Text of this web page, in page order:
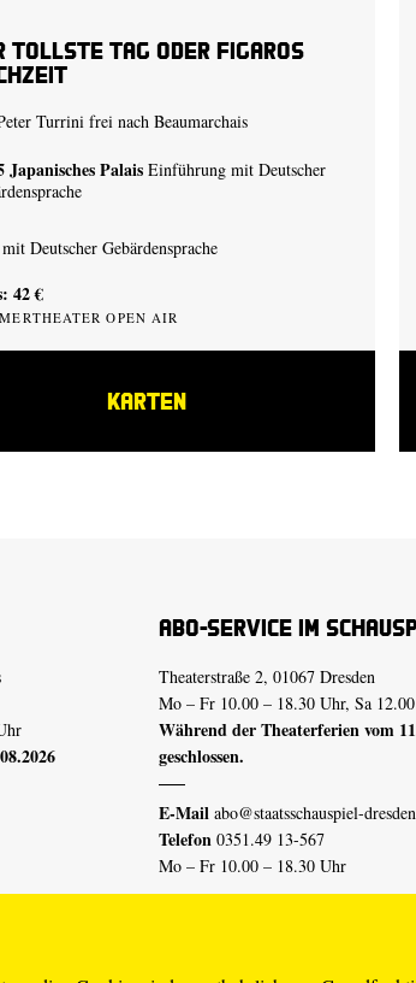
tollste Tag oder Figaros
Turrini frei nach Beaumarchais
Japanisches Palais Einführung mit Deutscher
mit Deutscher Gebärdensprache
42 €
OPEN AIR
KARTEN
Abo-Service im
Theaterstraße 2, 01067 Dresden
Mo – Fr 10.00 – 18.30 Uhr, Sa
Während der Theaterferien vom
geschlossen.
E-Mail abo@staatsschauspiel-
Telefon 0351.49 13-567
Mo – Fr 10.00 – 18.30 Uhr
Erklärung Barrierefreiheit